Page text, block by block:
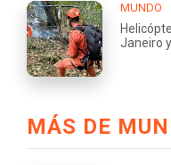
MUNDO
Janeiro
MÁS DE